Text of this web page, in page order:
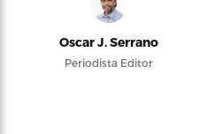
Oscar J. Serrano
Periodista Editor